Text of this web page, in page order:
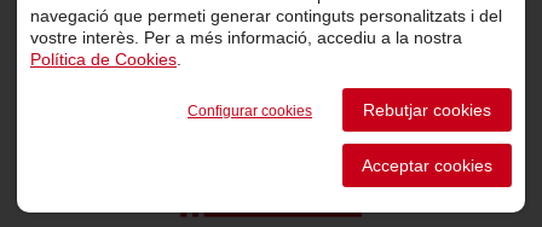
© 2026 Mercolleida. Tots els drets reservats.
ACTIUM Digital
navegació que permeti generar continguts personalitzats i del
vostre interès. Per a més informació, accediu a la nostra
Política de Cookies
Configurar cookies Rebutjar cookies
Acceptar cookies